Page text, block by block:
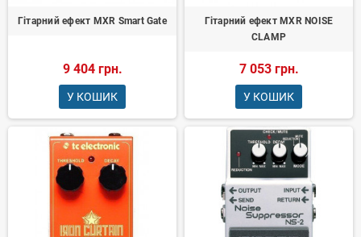
Гітарний ефект MXR Smart Gate
9 404 грн.
У КОШИК
Гітарний ефект MXR NOISE
CLAMP
7 053 грн.
У КОШИК